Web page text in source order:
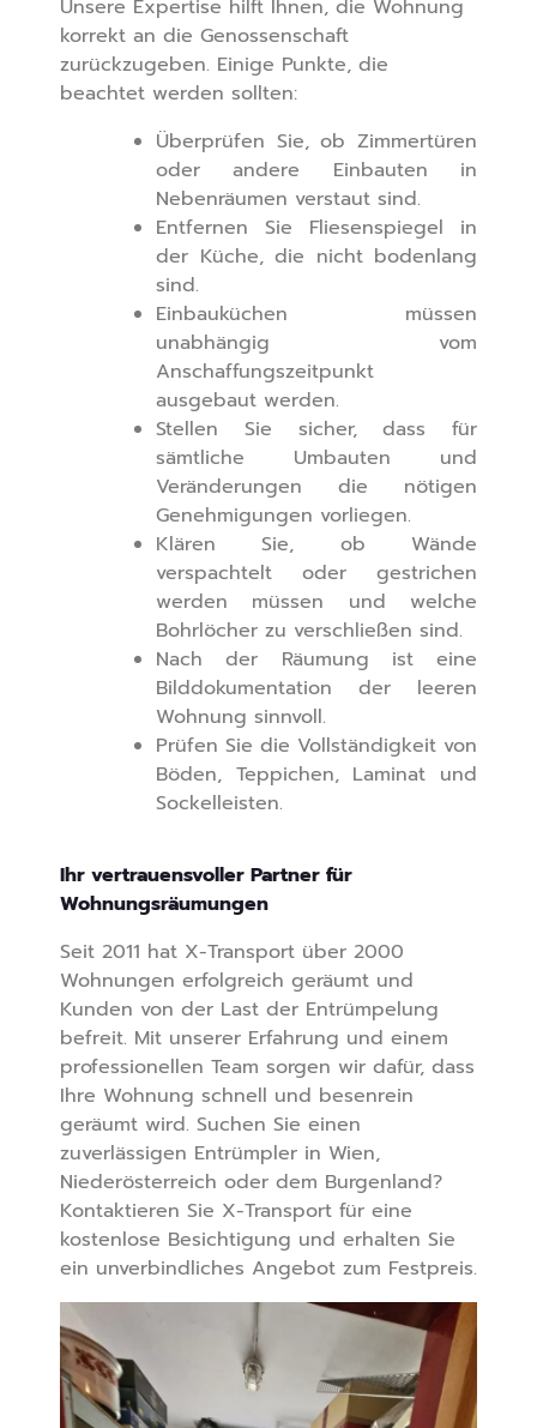
Unsere Expertise hilft Ihnen, die Wohnung
korrekt an die Genossenschaft
zurückzugeben. Einige Punkte, die
beachtet werden sollten:
Überprüfen Sie, ob Zimmertüren
oder andere Einbauten in
Nebenräumen verstaut sind.
Entfernen Sie Fliesenspiegel in
der Küche, die nicht bodenlang
sind.
Einbauküchen müssen
unabhängig vom
Anschaffungszeitpunkt
ausgebaut werden.
Stellen Sie sicher, dass für
sämtliche Umbauten und
Veränderungen die nötigen
Genehmigungen vorliegen.
Klären Sie, ob Wände
verspachtelt oder gestrichen
werden müssen und welche
Bohrlöcher zu verschließen sind.
Nach der Räumung ist eine
Bilddokumentation der leeren
Wohnung sinnvoll.
Prüfen Sie die Vollständigkeit von
Böden, Teppichen, Laminat und
Sockelleisten.
Ihr vertrauensvoller Partner für
Wohnungsräumungen
Seit 2011 hat X-Transport über 2000
Wohnungen erfolgreich geräumt und
Kunden von der Last der Entrümpelung
befreit. Mit unserer Erfahrung und einem
professionellen Team sorgen wir dafür, dass
Ihre Wohnung schnell und besenrein
geräumt wird. Suchen Sie einen
zuverlässigen Entrümpler in Wien,
Niederösterreich oder dem Burgenland?
Kontaktieren Sie X-Transport für eine
kostenlose Besichtigung und erhalten Sie
ein unverbindliches Angebot zum Festpreis.